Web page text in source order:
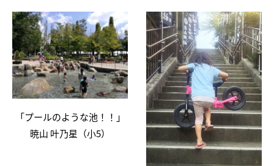
「プールのような池！！」
暁山 叶乃星（小5）